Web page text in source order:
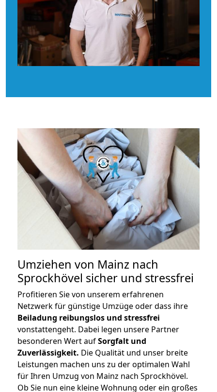
Umziehen von Mainz nach
Sprockhövel sicher und stressfrei
Profitieren Sie von unserem erfahrenen
Netzwerk für günstige Umzüge oder dass ihre
Beiladung reibungslos und stressfrei
vonstattengeht. Dabei legen unsere Partner
besonderen Wert aufSorgfalt und
Zuverlässigkeit. Die Qualität und unser breite
Leistungen machen uns zu der optimalen Wahl
für Ihren Umzug von Mainz nach Sprockhövel.
Ob Sie nun eine kleine Wohnung oder ein großes